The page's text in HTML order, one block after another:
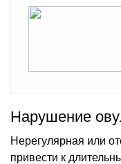
Нарушение
Нерегулярная или
привести к